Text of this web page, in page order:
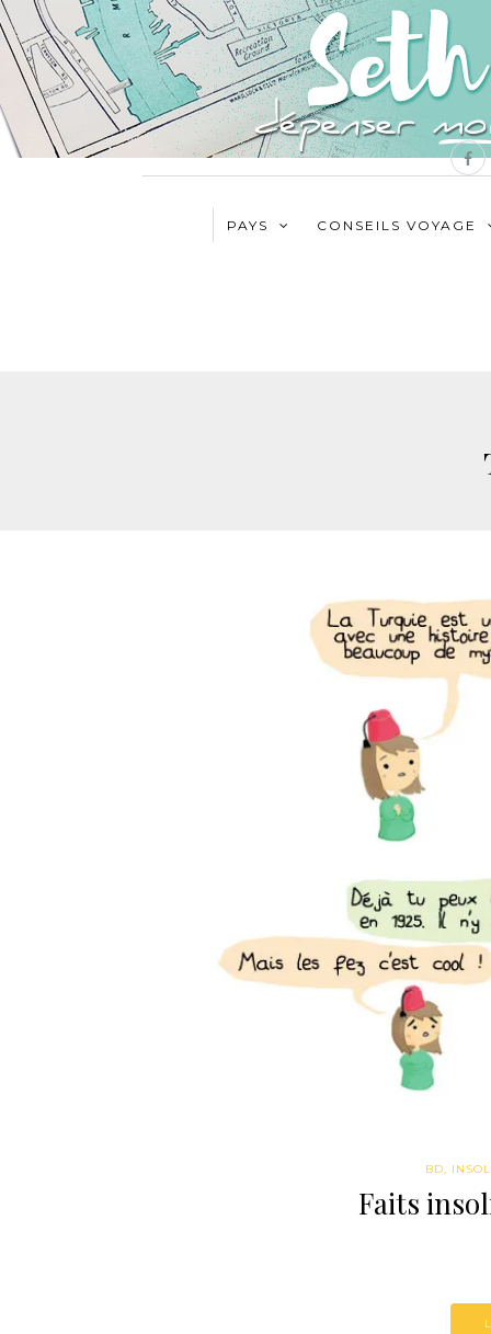
PAYS CONSEILS VOYAGE
BD,
Faits